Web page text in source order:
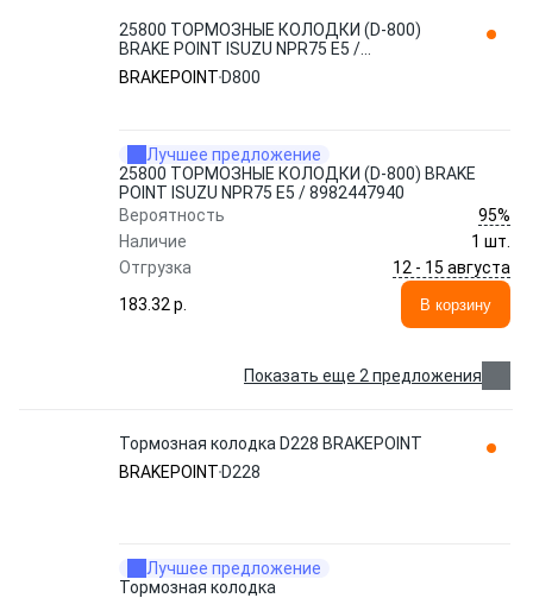
25800 ТОРМОЗНЫЕ КОЛОДКИ (D-800)
BRAKE POINT ISUZU NPR75 E5 /
8982447940
BRAKEPOINT D800
Лучшее предложение
25800 ТОРМОЗНЫЕ КОЛОДКИ (D-800) BRAKE
POINT ISUZU NPR75 E5 / 8982447940
Вероятность
95%
Наличие
1 шт.
Отгрузка
12 - 15 августа
183.32 p.
В корзину
Показать еще 2 предложения
Тормозная колодка D228 BRAKEPOINT
BRAKEPOINT D228
Лучшее предложение
Тормозная колодка